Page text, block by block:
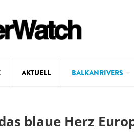
AKTUELL BALKANRIVERS
Karte
blaue Herz